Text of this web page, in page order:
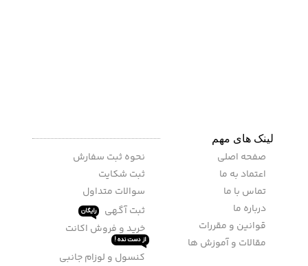
لینک های مهم
صفحه اصلی
اعتماد به ما
تماس با ما
درباره ما
قوانین و مقررات
مقالات و آموزش ها
نحوه ثبت سفارش
ثبت شکایت
سوالات متداول
ثبت آگهی
رایگان
خرید و فروش اکانت
از دست نده !
کنسول و لوزام جانبی